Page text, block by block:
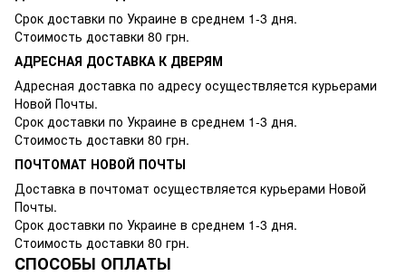
Срок доставки по Украине в среднем 1-3 дня.
Стоимость доставки 80 грн.
АДРЕСНАЯ ДОСТАВКА К ДВЕРЯМ
Адресная доставка по адресу осуществляется курьерами
Новой Почты.
Срок доставки по Украине в среднем 1-3 дня.
Стоимость доставки 80 грн.
ПОЧТОМАТ НОВОЙ ПОЧТЫ
Доставка в почтомат осуществляется курьерами Новой
Почты.
Срок доставки по Украине в среднем 1-3 дня.
Стоимость доставки 80 грн.
СПОСОБЫ ОПЛАТЫ